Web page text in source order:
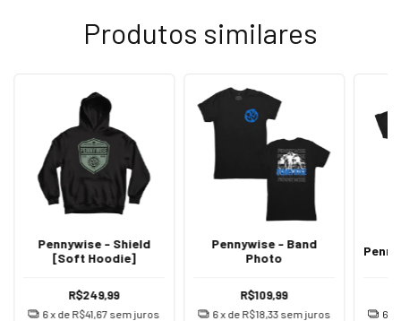
Produtos similares
Pennywise - Shield
[Soft Hoodie]
R$249,99
6x de R$41,67 sem juros
Pennywise - Band
Photo
R$109,99
6x de R$18,33 sem juros 6